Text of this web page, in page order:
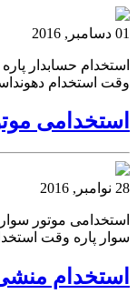
01 دسامبر, 2016
استخدام حسابدار
وقت استخدام
استخدامی
28 نوامبر, 2016
استخدامی موتور
سوار پاره وقت
استخدام